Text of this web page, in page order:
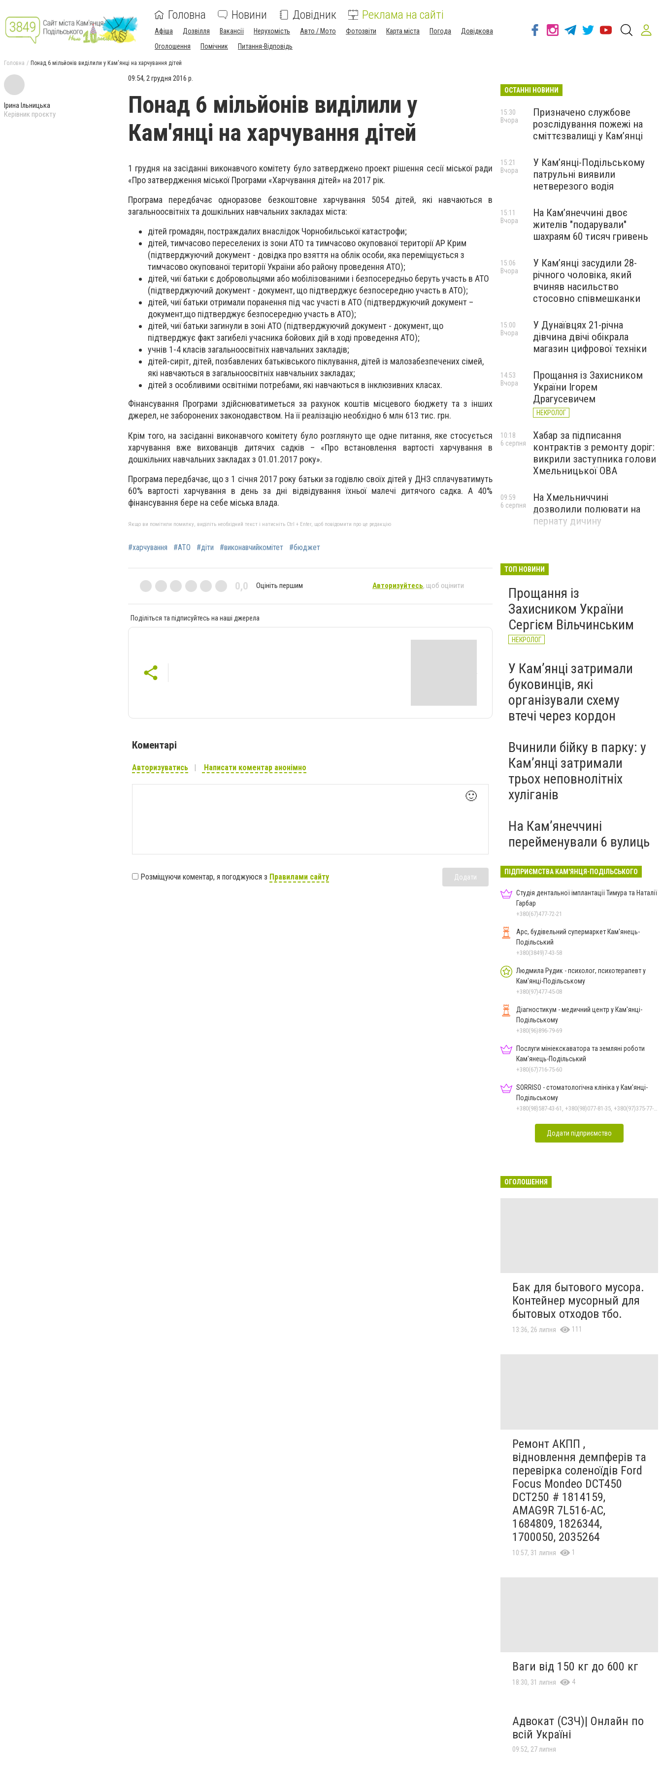
Головна Новини Довідник Реклама на сайті
Афіша Дозвілля Вакансії Нерухомість Авто / Мото Фотозвіти Карта міста Погода
Довідкова
Оголошення
Помічник Питання-Відповідь
Головна Понад 6 мільйонів виділили у Кам'янці на харчування дітей
Ірина Ільницька
Керівник проєкту
09:54, 2 грудня 2016 р.
Понад 6 мільйонів виділили у
Кам'янці на харчування дітей
1 грудня на засіданні виконавчого комітету було затверджено проект рішення сесії міської ради
«Про затвердження міської Програми «Харчування дітей» на 2017 рік.
Програма передбачає одноразове безкоштовне харчування 5054 дітей, які навчаються в
загальноосвітніх та дошкільних навчальних закладах міста:
дітей громадян, постраждалих внаслідок Чорнобильської катастрофи;
дітей, тимчасово переселених із зони АТО та тимчасово окупованої території АР Крим
(підтверджуючий документ - довідка про взяття на облік особи, яка переміщується з
тимчасово окупованої території України або району проведення АТО);
дітей, чиї батьки є добровольцями або мобілізованими і безпосередньо беруть участь в АТО
(підтверджуючий документ - документ, що підтверджує безпосередню участь в АТО);
дітей, чиї батьки отримали поранення під час участі в АТО (підтверджуючий документ –
документ,що підтверджує безпосередню участь в АТО);
дітей, чиї батьки загинули в зоні АТО (підтверджуючий документ - документ, що
підтверджує факт загибелі учасника бойових дій в ході проведення АТО);
учнів 1-4 класів загальноосвітніх навчальних закладів;
дітей-сиріт, дітей, позбавлених батьківського піклування, дітей із малозабезпечених сімей,
які навчаються в загальноосвітніх навчальних закладах;
дітей з особливими освітніми потребами, які навчаються в інклюзивних класах.
Фінансування Програми здійснюватиметься за рахунок коштів місцевого бюджету та з інших
джерел, не заборонених законодавством. На її реалізацію необхідно 6 млн 613 тис. грн.
Крім того, на засіданні виконавчого комітету було розглянуто ще одне питання, яке стосується
харчування вже вихованців дитячих садків – «Про встановлення вартості харчування в
дошкільних навчальних закладах з 01.01.2017 року».
Програма передбачає, що з 1 січня 2017 року батьки за годівлю своїх дітей у ДНЗ сплачуватимуть
60% вартості харчування в день за дні відвідування їхньої малечі дитячого садка. А 40%
фінансування бере на себе міська влада.
Якщо ви помітили помилку, виділіть необхідний текст і натисніть Ctrl + Enter, щоб повідомити про це редакцію
#харчування #АТО #діти #виконавчийкомітет #бюджет
0,0 Оцініть першим Авторизуйтесь, щоб оцінити
Поділіться та підписуйтесь на наші джерела
Коментарі
Авторизуватись Написати коментар анонімно
🙂
Розміщуючи коментар, я погоджуюся з Правилами сайту Додати
ОСТАННІ НОВИНИ
Призначено службове
розслідування пожежі на
сміттєзвалищі у Кам’янці
15:30
Вчора
У Кам’янці-Подільському
патрульні виявили
нетверезого водія
15:21
Вчора
На Камʼянеччині двоє
жителів "подарували"
шахраям 60 тисяч гривень
15:11
Вчора
У Камʼянці засудили 28-
річного чоловіка, який
вчиняв насильство
стосовно співмешканки
15:06
Вчора
У Дунаївцях 21-річна
дівчина двічі обікрала
магазин цифрової техніки
15:00
Вчора
Прощання із Захисником
України Ігорем
Драгусевичем
НЕКРОЛОГ
14:53
Вчора
Хабар за підписання
контрактів з ремонту доріг:
викрили заступника голови
Хмельницької ОВА
10:18
6 серпня
На Хмельниччині
дозволили полювати на
пернату дичину
09:59
6 серпня
ТОП НОВИНИ
Прощання із
Захисником України
Сергієм Вільчинським
НЕКРОЛОГ
У Кам’янці затримали
буковинців, які
організували схему
втечі через кордон
Вчинили бійку в парку: у
Кам’янці затримали
трьох неповнолітніх
хуліганів
На Камʼянеччині
перейменували 6 вулиць
ПІДПРИЄМСТВА КАМ'ЯНЦЯ-ПОДІЛЬСЬКОГО
Студія дентальної імплантації Тимура та Наталії
Гарбар
+380(67)477-72-21
Арс, будівельний супермаркет Кам'янець-
Подільський
+380(3849)7-43-58
Людмила Рудик - психолог, психотерапевт у
Кам'янці-Подільському
+380(97)477-45-08
Діагностикум - медичний центр у Кам'янці-
Подільському
+380(96)896-79-69
Послуги мініекскаватора та земляні роботи
Кам'янець-Подільський
+380(67)716-75-60
SORRISO - стоматологічна клініка у Кам'янці-
Подільському
+380(98)587-43-61, +380(98)077-81-35, +380(97)375-77-72, +380(97)982-31-07
Додати підприємство
ОГОЛОШЕННЯ
Бак для бытового мусора.
Контейнер мусорный для
бытовых отходов тбо.
13:36, 26 липня 111
Ремонт АКПП ,
відновлення демпферів та
перевірка соленоїдів Ford
Focus Mondeo DCT450
DCT250 # 1814159,
AMAG9R 7L516-AC,
1684809, 1826344,
1700050, 2035264
10:57, 31 липня 1
Ваги від 150 кг до 600 кг
18:30, 31 липня 4
Адвокат (СЗЧ)| Онлайн по
всій Україні
09:52, 27 липня